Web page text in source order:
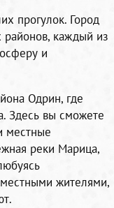
прогулок. Город
районов, каждый из
и
Одрин, где
Здесь вы сможете
местные
реки Марица,
жителями,